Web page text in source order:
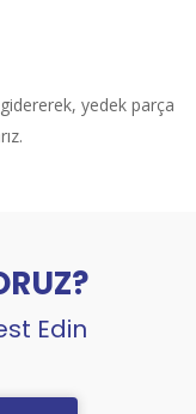
gidererek, yedek parça
Edin